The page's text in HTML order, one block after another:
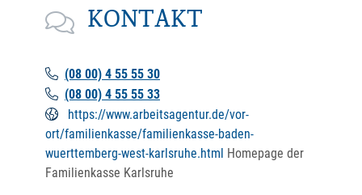
KONTAKT
(08 00) 4 55 55 30
(08 00) 4 55 55 33
https://www.arbeitsagentur.de/vor-
ort/familienkasse/familienkasse-baden-
wuerttemberg-west-karlsruhe.html Homepage der
Familienkasse Karlsruhe